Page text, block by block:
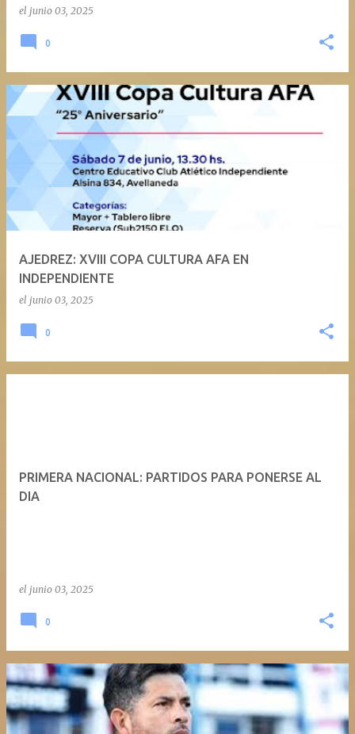
el junio 03, 2025
0
AJEDREZ: XVIII COPA CULTURA AFA EN
INDEPENDIENTE
el junio 03, 2025
0
PRIMERA NACIONAL: PARTIDOS PARA PONERSE AL
DIA
el junio 03, 2025
0